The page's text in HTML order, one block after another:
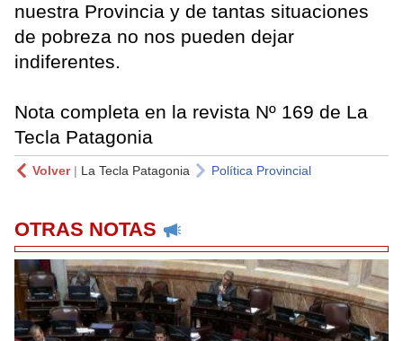
nuestra Provincia y de tantas situaciones
de pobreza no nos pueden dejar
indiferentes.
Nota completa en la revista Nº 169 de La
Tecla Patagonia
Volver| La Tecla Patagonia Política Provincial
OTRAS NOTAS